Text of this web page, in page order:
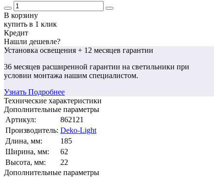
В корзину
купить в 1 клик
Кредит
Нашли дешевле?
Установка освещения + 12 месяцев гарантии
36 месяцев расширенной гарантии на светильники при
условии монтажа нашим специалистом.
Узнать Подробнее
Технические характеристики
Дополнительные параметры
Артикул:
862121
Производитель: Deko-Light
Длина, мм:
185
Ширина, мм:
62
Высота, мм:
22
Дополнительные параметры